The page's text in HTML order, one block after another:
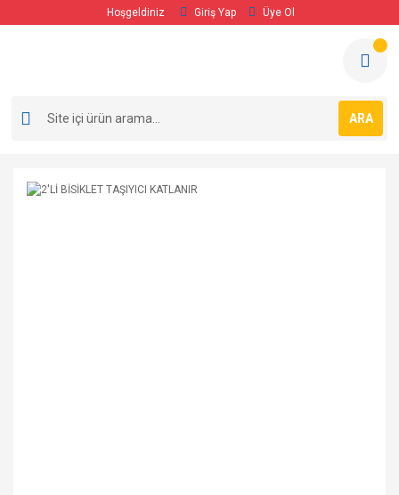
Hoşgeldiniz Giriş Yap Üye Ol
ARA